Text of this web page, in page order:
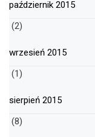
październik 2015
(2)
wrzesień 2015
(1)
sierpień 2015
(8)